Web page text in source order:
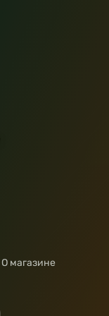
О магазине